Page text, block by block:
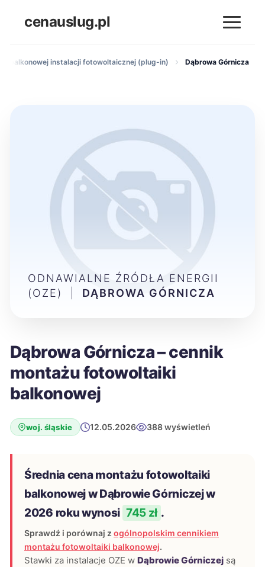
cenauslug.pl
balkonowej instalacji fotowoltaicznej (plug-in) Dąbrowa Górnicza
Dąbrowa Górnicza – cennik
montażu fotowoltaiki
balkonowej
woj. śląskie 12.05.2026 388 wyświetleń
Średnia cena montażu fotowoltaiki
balkonowej w Dąbrowie Górniczej w
2026 roku wynosi 745 zł .
Sprawdź i porównaj z ogólnopolskim cennikiem
montażu fotowoltaiki balkonowej.
Stawki za instalacje OZE w Dąbrowie Górniczej są
ODNAWIALNE ŹRÓDŁA ENERGII
(OZE)
DĄBROWA GÓRNICZA